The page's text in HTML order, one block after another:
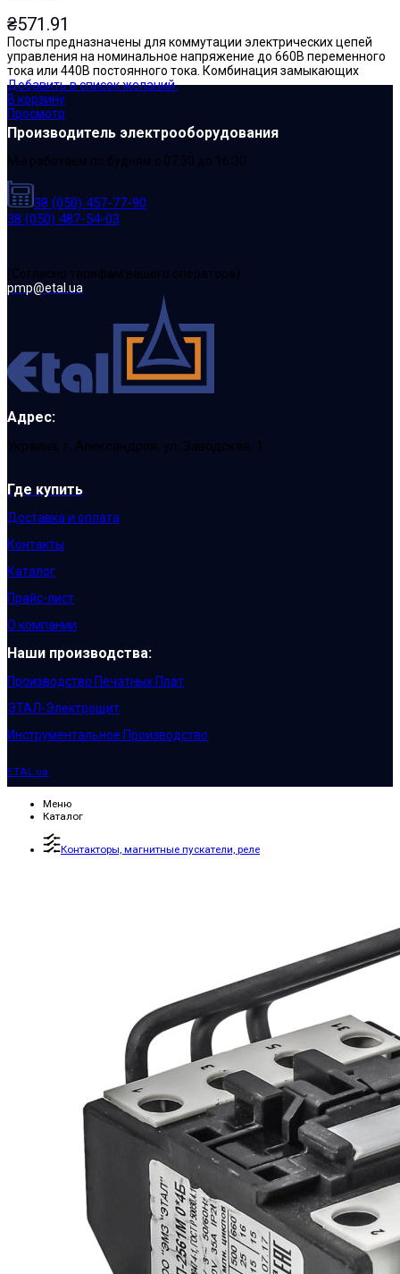
₴571.91
Посты предназначены для коммутации электрических цепей
управления на номинальное напряжение до 660В переменного
тока или 440В постоянного тока. Комбинация замыкающих
Добавить в список желаний
В корзину
Просмотр
Производитель электрооборудования
Мы работаем по будням с 07:30 до 16:30
38 (050) 457-77-90
38 (050) 487-54-03
(Cогласно тарифам вашего оператора)
pmp@etal.ua
Адрес:
Украина, г. Александрия, ул. Заводская, 1
Где купить
Доставка и оплата
Контакты
Каталог
Прайс-лист
О компании
Наши производства:
Производство Печатных Плат
ЭТАЛ-Электрощит
Инструментальное Производство
ETAL.ua
Меню
Каталог
Контакторы, магнитные пускатели, реле